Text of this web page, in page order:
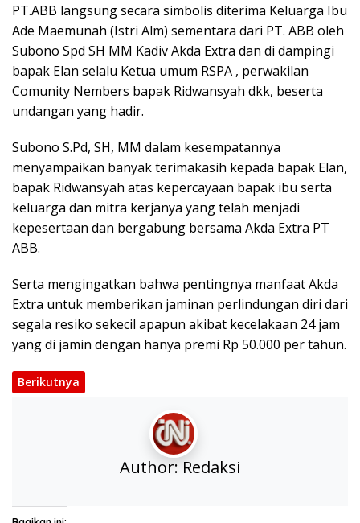
PT.ABB langsung secara simbolis diterima Keluarga Ibu
Ade Maemunah (Istri Alm) sementara dari PT. ABB oleh
Subono Spd SH MM Kadiv Akda Extra dan di dampingi
bapak Elan selalu Ketua umum RSPA , perwakilan
Comunity Nembers bapak Ridwansyah dkk, beserta
undangan yang hadir.
Subono S.Pd, SH, MM dalam kesempatannya
menyampaikan banyak terimakasih kepada bapak Elan,
bapak Ridwansyah atas kepercayaan bapak ibu serta
keluarga dan mitra kerjanya yang telah menjadi
kepesertaan dan bergabung bersama Akda Extra PT
ABB.
Serta mengingatkan bahwa pentingnya manfaat Akda
Extra untuk memberikan jaminan perlindungan diri dari
segala resiko sekecil apapun akibat kecelakaan 24 jam
yang di jamin dengan hanya premi Rp 50.000 per tahun.
Berikutnya
Author: Redaksi